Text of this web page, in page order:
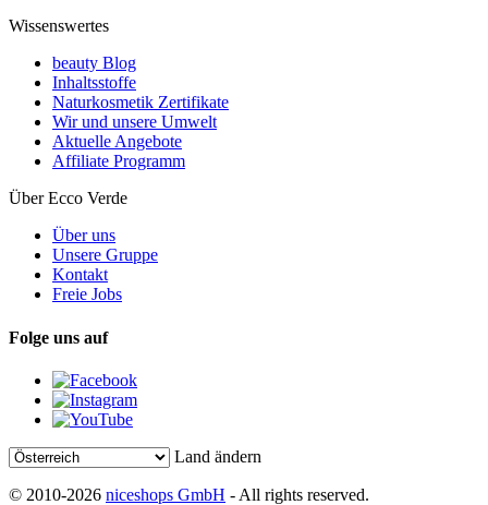
Wissenswertes
beauty Blog
Inhaltsstoffe
Naturkosmetik Zertifikate
Wir und unsere Umwelt
Aktuelle Angebote
Affiliate Programm
Über Ecco Verde
Über uns
Unsere Gruppe
Kontakt
Freie Jobs
Folge uns auf
Land ändern
© 2010-2026 niceshops GmbH - All rights reserved.